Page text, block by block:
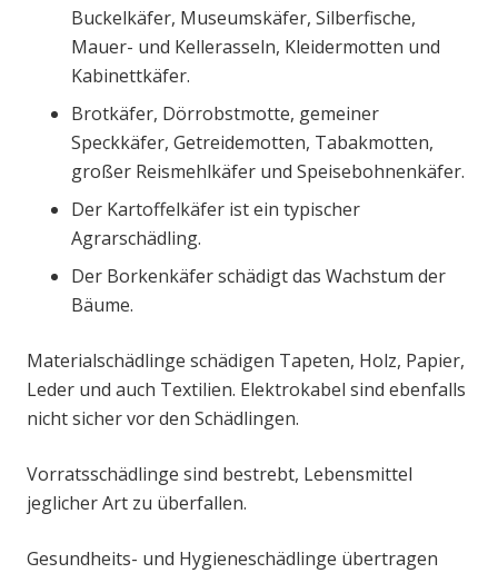
Buckelkäfer, Museumskäfer, Silberfische,
Mauer- und Kellerasseln, Kleidermotten und
Kabinettkäfer.
Brotkäfer, Dörrobstmotte, gemeiner
Speckkäfer, Getreidemotten, Tabakmotten,
großer Reismehlkäfer und Speisebohnenkäfer.
Der Kartoffelkäfer ist ein typischer
Agrarschädling.
Der Borkenkäfer schädigt das Wachstum der
Bäume.
Materialschädlinge schädigen Tapeten, Holz, Papier,
Leder und auch Textilien. Elektrokabel sind ebenfalls
nicht sicher vor den Schädlingen.
Vorratsschädlinge sind bestrebt, Lebensmittel
jeglicher Art zu überfallen.
Gesundheits- und Hygieneschädlinge übertragen